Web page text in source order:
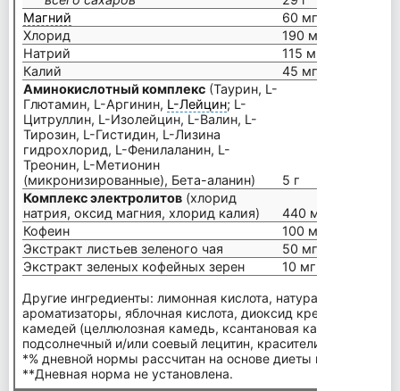
Магний
60 мг
Хлорид
190 мг
Натрий
115 мг
Калий
45 мг
Аминокислотный комплекс (Таурин, L-
Глютамин, L-Аргинин, L-Лейцин; L-
Цитруллин, L-Изолейцин, L-Валин, L-
Тирозин, L-Гистидин, L-Лизина
гидрохлорид, L-Фенилаланин, L-
Треонин, L-Метионин
(микронизированные), Бета-аланин)
5 г
Комплекс электролитов (хлорид
натрия, оксид магния, хлорид калия)
440 мг
Кофеин
100 мг
Экстракт листьев зеленого чая
50 мг
Экстракт зеленых кофейных зерен
10 мг
Другие ингредиенты: лимонная кислота, натуральные и
ароматизаторы, яблочная кислота, диоксид кремния,
камедей (целлюлозная камедь, ксантановая камедь,
подсолнечный и/или соевый лецитин, красители. Содержит
*% дневной нормы рассчитан на основе диеты в 2000
**Дневная норма не установлена.